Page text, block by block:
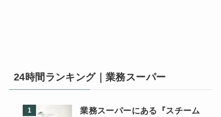
24時間ランキング｜業務スーパー
業務スーパーにある『スチーム